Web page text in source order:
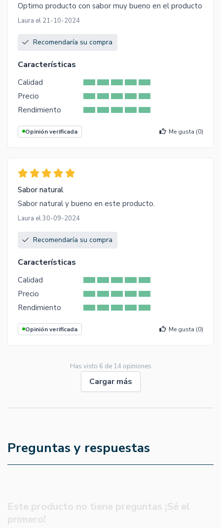
Optimo producto con sabor muy bueno en el producto
Laura el 21-10-2024
Recomendaría su compra
Características
Calidad
Precio
Rendimiento
Opinión verificada Me gusta (0)
Sabor natural
Sabor natural y bueno en este producto.
Laura el 30-09-2024
Recomendaría su compra
Características
Calidad
Precio
Rendimiento
Opinión verificada Me gusta (0)
Has visto 6 de 14opiniones
Cargar más
Preguntas y respuestas
Este producto no tiene preguntas ¡Sé el
primero!